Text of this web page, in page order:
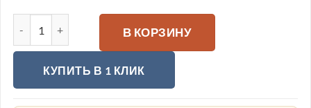
В КОРЗИНУ
КУПИТЬ В 1 КЛИК